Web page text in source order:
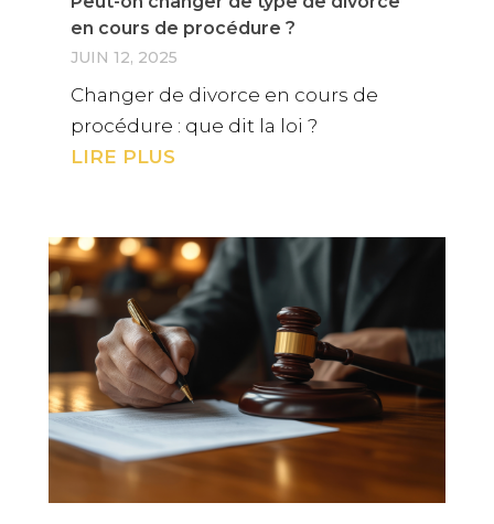
en cours de procédure ?
JUIN 12, 2025
Changer de divorce en cours de
procédure : que dit la loi ?
LIRE PLUS